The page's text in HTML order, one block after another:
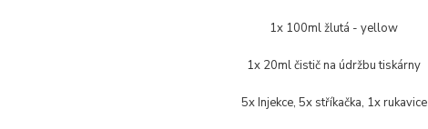
1x 100ml žlutá - yellow
1x 20ml čistič na údržbu tiskárny
5x Injekce, 5x stříkačka, 1x rukavice